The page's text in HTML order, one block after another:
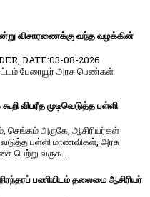
விசாரணைக்கு வந்த வழக்கின்
DATE:03-08-2026
பேரையூர் அரசு பெண்கள்
விபரீத முடிவெடுத்த பள்ளி
அருகே, ஆசிரியர்கள்
பள்ளி மாணவிகள், அரசு
பெற்று வருக...
பணியிடம் தலைமை ஆசிரியர்